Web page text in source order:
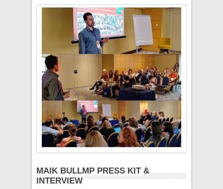
MAIK BULLMP PRESS KIT &
INTERVIEW